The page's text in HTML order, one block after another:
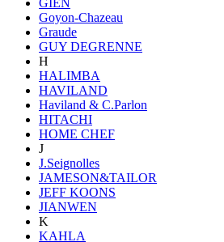
Goyon-Chazeau
Graude
GUY DEGRENNE
H
HALIMBA
HAVILAND
Haviland & C.Parlon
HITACHI
HOME CHEF
J
J.Seignolles
JAMESON&TAILOR
JEFF KOONS
JIANWEN
K
KAHLA